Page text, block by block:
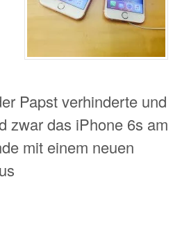
Papst verhinderte und
zwar das iPhone 6s am
mit einem neuen